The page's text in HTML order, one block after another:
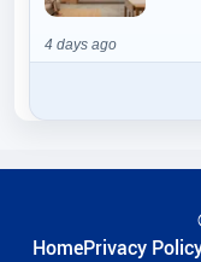
4 days ago
HomePrivacy